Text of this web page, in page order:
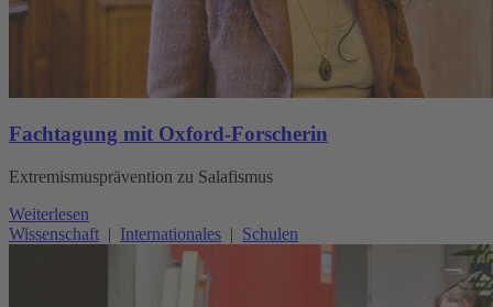
Fachtagung mit Oxford-Forscherin
Extremismusprävention zu Salafismus
Weiterlesen
Wissenschaft | Internationales | Schulen